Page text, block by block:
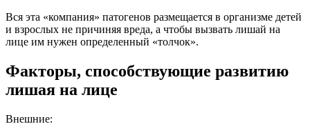
Вся эта «компания» патогенов размещается в организме детей
и взрослых не причиняя вреда, а чтобы вызвать лишай на
лице им нужен определенный «толчок».
Факторы, способствующие развитию
лишая на лице
Внешние: